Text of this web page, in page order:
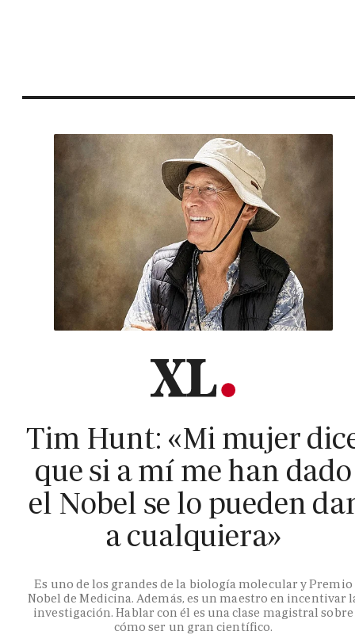
Tim Hunt: «Mi mujer
que si a mí me han dado
el Nobel se lo pueden
a cualquiera»
Es uno de los grandes de la biología molecular y Premio
Nobel de Medicina. Además, es un maestro en incentivar
investigación. Hablar con él es una clase magistral sobre
cómo ser un gran científico.